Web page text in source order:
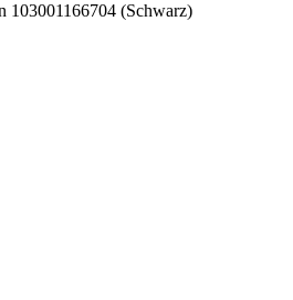
103001166704 (Schwarz)